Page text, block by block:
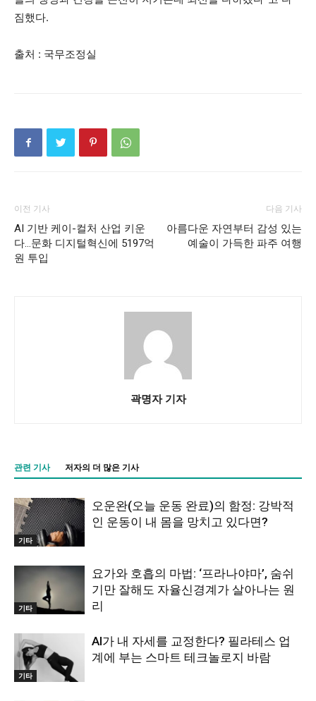
짐했다.
출처 : 국무조정실
이전 기사
AI 기반 케이-컬처 산업 키운
다…문화 디지털혁신에 5197억
원 투입
다음 기사
아름다운 자연부터 감성 있는
예술이 가득한 파주 여행
곽명자 기자
관련 기사 저자의 더 많은 기사
기타
오운완(오늘 운동 완료)의 함정: 강박적
인 운동이 내 몸을 망치고 있다면?
기타
요가와 호흡의 마법: ‘프라나야마’, 숨쉬
기만 잘해도 자율신경계가 살아나는 원
리
기타
AI가 내 자세를 교정한다? 필라테스 업
계에 부는 스마트 테크놀로지 바람